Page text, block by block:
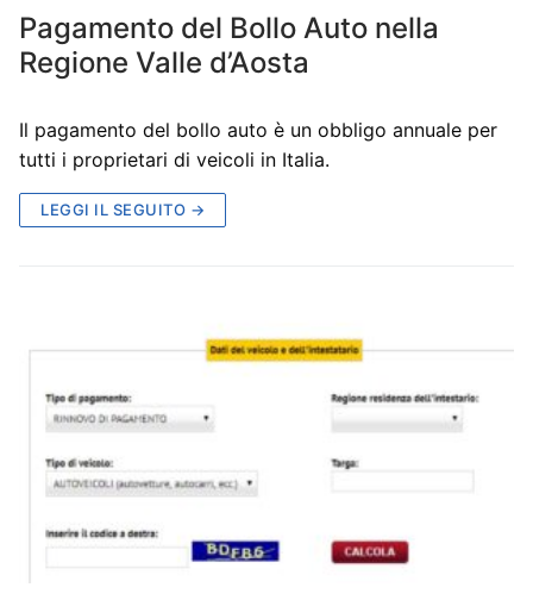
Pagamento del Bollo Auto nella
Regione Valle d’Aosta
Il pagamento del bollo auto è un obbligo annuale per
tutti i proprietari di veicoli in Italia.
LEGGI IL SEGUITO →